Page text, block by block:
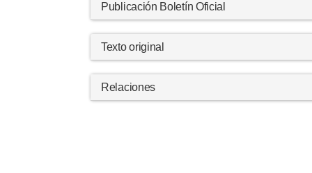
Publicación Boletín Oficial
Texto original
Relaciones